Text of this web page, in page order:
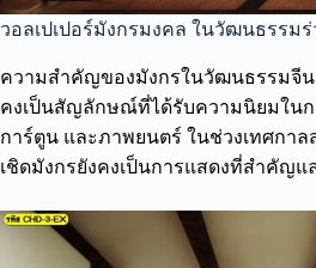
วอลเปเปอร์มังกรมงคล ในวัฒนธรรม
ความสำคัญของมังกรในวัฒนธรรมจีน
คงเป็นสัญลักษณ์ที่ได้รับความนิยมใน
การ์ตูน และภาพยนตร์ ในช่วงเทศกา
เชิดมังกรยังคงเป็นการแสดงที่สำคัญ